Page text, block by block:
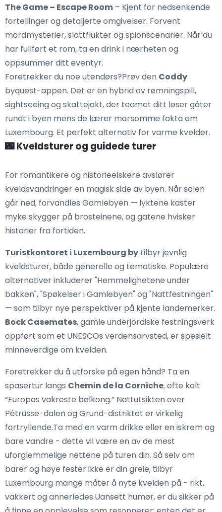
The Game – Escape Room – Kjent for nedsenkende
fortellinger og detaljerte omgivelser. Forvent
mordmysterier, slottflukter og spionscenarier. Når du
har fullført et rom, ta en drink i nærheten og
oppsummer ditt eventyr.
Foretrekker du noe utendørs?Prøv den Coddy
byquest-appen. Det er en hybrid av rømningspill,
sightseeing og skattejakt, der teamet ditt løser gåter
rundt i byen mens de lærer morsomme fakta om
Luxembourg. Et perfekt alternativ for varme kvelder.
🌃 Kveldsturer og guidede turer
For romantikere og historieelskere avslører
kveldsvandringer en magisk side av byen. Når solen
går ned, forvandles Gamlebyen — lyktene kaster
myke skygger på brosteinene, og gatene hvisker
historier fra fortiden.
Turistkontoret i Luxembourg by tilbyr jevnlig
kveldsturer, både generelle og tematiske. Populære
alternativer inkluderer "Hemmelighetene under
bakken", "Spøkelser i Gamlebyen" og "Nattfestningen"
— som tilbyr nye perspektiver på kjente landemerker.
Bock Casemates, gamle underjordiske festningsverk
oppført som et UNESCOs verdensarvsted, er spesielt
minneverdige om kvelden.
Foretrekker du å utforske på egen hånd? Ta en
spasertur langs Chemin de la Corniche, ofte kalt
“Europas vakreste balkong.” Nattutsikten over
Pétrusse-dalen og Grund-distriktet er virkelig
fortryllende.Ta med en varm drikke eller en iskrem og
bare vandre - dette vil være en av de mest
uforglemmelige nettene på turen din. Så selv om
barer og høye fester ikke er din greie, tilbyr
Luxembourg mange måter å nyte kvelden på - rikt,
vakkert og annerledes.Uansett humør, er du sikker på